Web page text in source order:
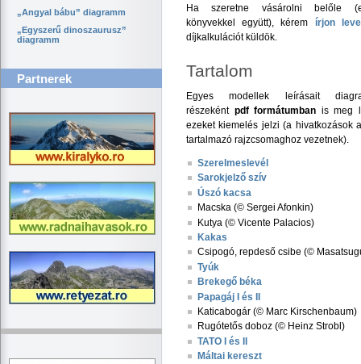
„Angyal bábu” diagramm
„Egyszerű dinoszaurusz”
diagramm
Partnerek
Ha szeretne vásárolni belőle
könyvekkel együtt), kérem írjon
díjkalkulációt küldök.
Tartalom
Egyes modellek leírásait
részeként pdf formátumban is meg
ezeket kiemelés jelzi (a hivatkozások
tartalmazó rajzcsomaghoz vezetnek).
Szerelmeslevél
Sarokjelző szív
Úszó kacsa
Macska (© Sergei Afonkin)
Kutya (© Vicente Palacios)
Kakas
Csipogó, repdeső csibe (©
Tyúk
Brekegő béka
Papagáj I és II
Katicabogár (© Marc Kirschenbaum)
Rugótetős doboz (© Heinz Strobl)
TATO I és II
Máltai kereszt